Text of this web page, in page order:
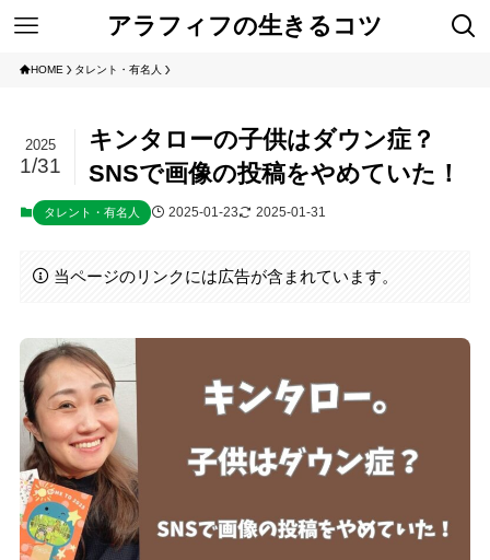
アラフィフの生きるコツ
HOME タレント・有名人
キンタローの子供はダウン症？
SNSで画像の投稿をやめていた！
2025
1/31
タレント・有名人 2025-01-23 2025-01-31
当ページのリンクには広告が含まれています。